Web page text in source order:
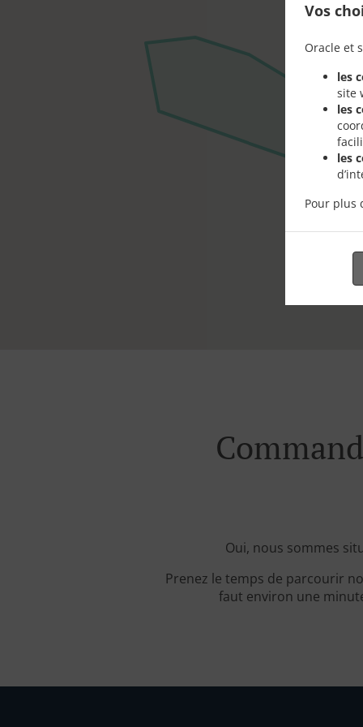
Vos
Oracle et
les
site
les
les
Pour plus
Oui, nous sommes
Prenez le temps de parcourir
faut environ une